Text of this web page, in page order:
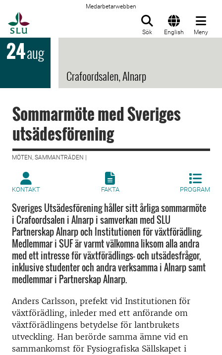
Medarbetarwebben
Sök English Meny
24aug
Crafoordsalen, Alnarp
Sommarmöte med Sveriges
utsädesförening
MÖTEN, SAMMANTRÄDEN |
KONTAKT FAKTA PROGRAM
Sveriges Utsädesförening håller sitt årliga sommarmöte
i Crafoordsalen i Alnarp i samverkan med SLU
Partnerskap Alnarp och Institutionen för växtförädling.
Medlemmar i SUF är varmt välkomna liksom alla andra
med ett intresse för växtförädlings- och utsädesfrågor,
inklusive studenter och andra verksamma i Alnarp samt
medlemmar i Partnerskap Alnarp.
Anders Carlsson, prefekt vid Institutionen för
växtförädling, inleder med ett anförande om
växtförädlingens betydelse för lantbrukets
utveckling. Han berörde samma ämne vid en
sammankomst för Fysiografiska Sällskapet i